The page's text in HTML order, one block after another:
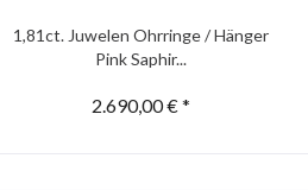
1,81ct. Juwelen Ohrringe / Hänger
Pink Saphir...
2.690,00 € *